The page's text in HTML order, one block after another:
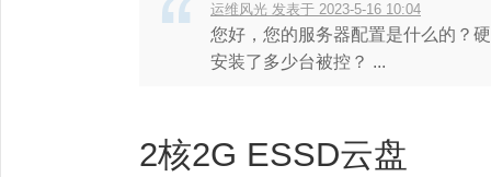
运维风光 发表于 2023-5-16 10:04
您好，您的服务器配置是什么的？
安装了多少台被控？ ...
2核2G ESSD云盘